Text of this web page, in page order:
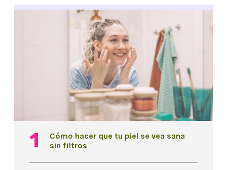
Cómo hacer que tu piel se vea sana
sin filtros